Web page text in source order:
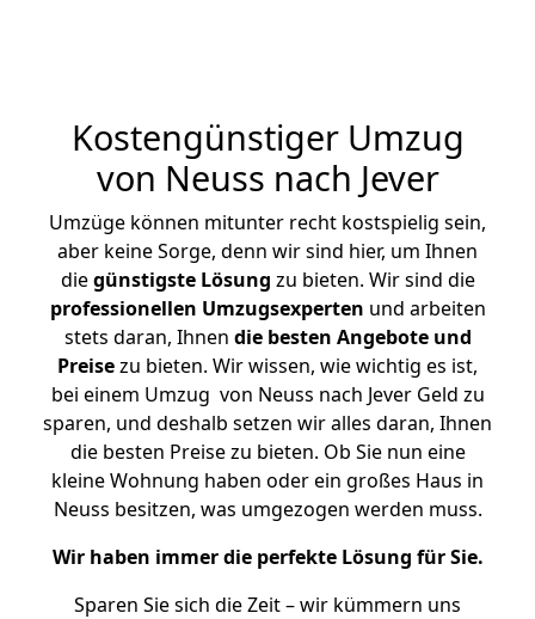
Kostengünstiger Umzug
von Neuss nach Jever
Umzüge können mitunter recht kostspielig sein,
aber keine Sorge, denn wir sind hier, um Ihnen
diegünstigste Lösung zu bieten. Wir sind die
professionellen Umzugsexperten und arbeiten
stets daran, Ihnen die besten Angebote und
Preisezu bieten. Wir wissen, wie wichtig es ist,
bei einem Umzug von Neuss nach Jever Geld zu
sparen, und deshalb setzen wir alles daran, Ihnen
die besten Preise zu bieten. Ob Sie nun eine
kleine Wohnung haben oder ein großes Haus in
Neuss besitzen, was umgezogen werden muss.
Wir haben immer die perfekte Lösung für Sie.
Sparen Sie sich die Zeit – wir kümmern uns